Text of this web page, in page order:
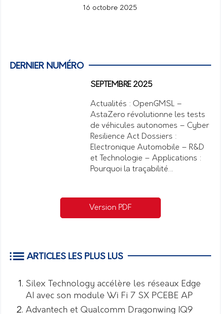
16 octobre 2025
DERNIER NUMÉRO
SEPTEMBRE 2025
Actualités : OpenGMSL –
AstaZero révolutionne les tests
de véhicules autonomes – Cyber
Resilience Act Dossiers :
Electronique Automobile – R&D
et Technologie – Applications :
Pourquoi la traçabilité…
Version PDF
ARTICLES LES PLUS LUS
Silex Technology accélère les réseaux Edge
AI avec son module Wi Fi 7 SX PCEBE AP
Advantech et Qualcomm Dragonwing IQ9